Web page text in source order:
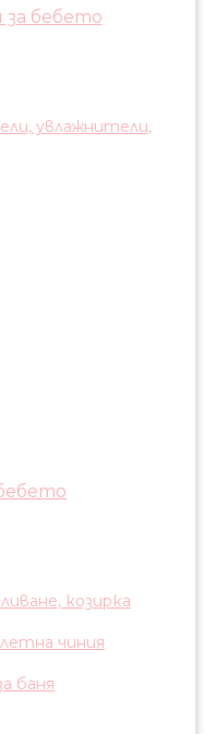
за бебето
увлажнители,
козирка
чиния
баня